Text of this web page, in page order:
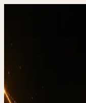
Referenzen in